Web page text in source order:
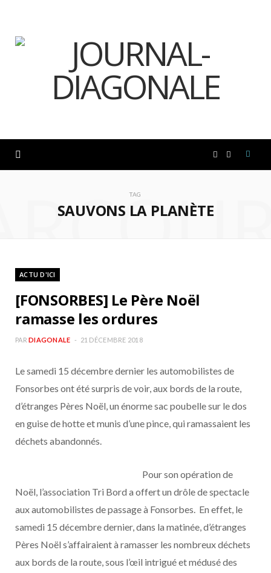
k a
m
TAG
SAUVONS LA PLANÈTE
ACTU D'ICI
[FONSORBES] Le Père Noël
ramasse les ordures
PAR DIAGONALE 21 DÉCEMBRE 2018
Le samedi 15 décembre dernier les automobilistes de
Fonsorbes ont été surpris de voir, aux bords de la route,
d’étranges Pères Noël, un énorme sac poubelle sur le dos
en guise de hotte et munis d’une pince, qui ramassaient les
déchets abandonnés.
Pour son opération de
Noël, l’association Tri Bord a offert un drôle de spectacle
aux automobilistes de passage à Fonsorbes. En effet, le
samedi 15 décembre dernier, dans la matinée, d’étranges
Pères Noël s’affairaient à ramasser les nombreux déchets
aux bords de la route, sous l’œil intrigué et médusé des